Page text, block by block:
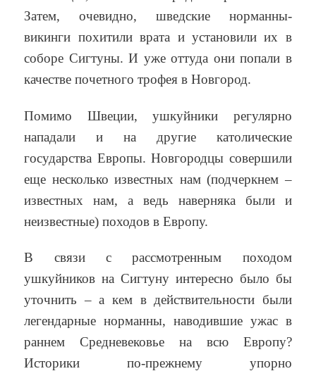
Затем, очевидно, шведские норманны-
викинги похитили врата и установили их в
соборе Сигтуны. И уже оттуда они попали в
качестве почетного трофея в Новгород.
Помимо Швеции, ушкуйники регулярно
нападали и на другие католические
государства Европы. Новгородцы совершили
еще несколько известных нам (подчеркнем –
известных нам, а ведь наверняка были и
неизвестные) походов в Европу.
В связи с рассмотренным походом
ушкуйников на Сигтуну интересно было бы
уточнить – а кем в действительности были
легендарные норманны, наводившие ужас в
раннем Средневековье на всю Европу?
Историки по-прежнему упорно